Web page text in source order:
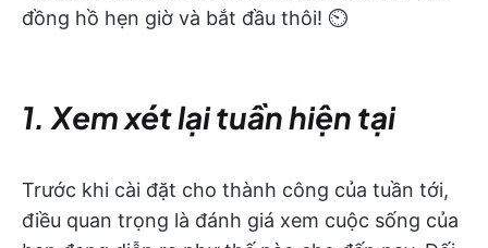
đồng hồ hẹn giờ và bắt đầu thôi! ⏲
1. Xem xét lại tuần hiện tại
Trước khi cài đặt cho thành công của tuần tới,
điều quan trọng là đánh giá xem cuộc sống của